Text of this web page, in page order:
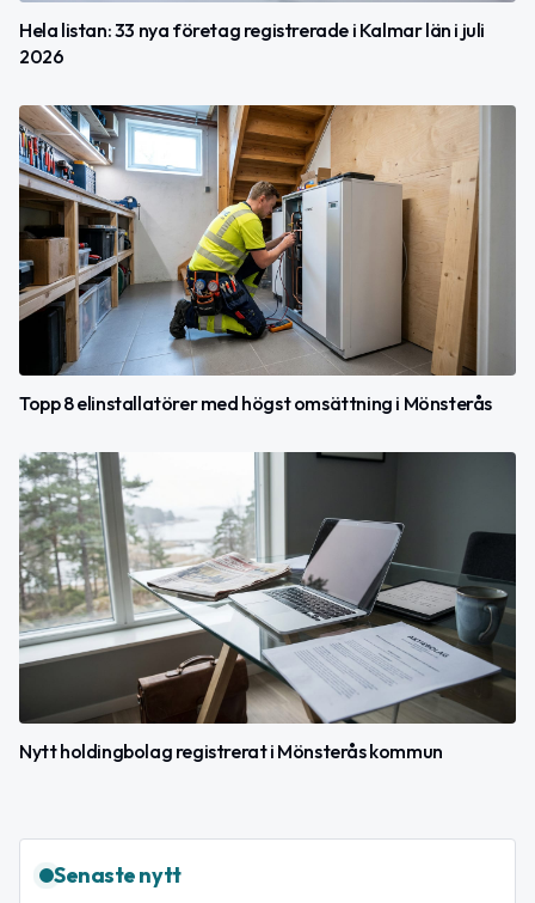
Hela listan: 33 nya företag registrerade i Kalmar län i juli
2026
Topp 8 elinstallatörer med högst omsättning i Mönsterås
Nytt holdingbolag registrerat i Mönsterås kommun
Senaste nytt